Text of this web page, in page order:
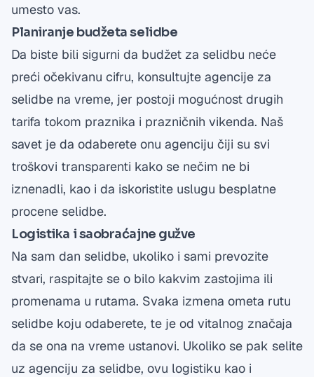
umesto vas.
Planiranje budžeta selidbe
Da biste bili sigurni da budžet za selidbu neće
preći očekivanu cifru, konsultujte agencije za
selidbe na vreme, jer postoji mogućnost drugih
tarifa tokom praznika i prazničnih vikenda. Naš
savet je da odaberete onu agenciju čiji su svi
troškovi transparenti kako se nečim ne bi
iznenadli, kao i da iskoristite uslugu besplatne
procene selidbe.
Logistika i saobraćajne gužve
Na sam dan selidbe, ukoliko i sami prevozite
stvari, raspitajte se o bilo kakvim zastojima ili
promenama u rutama. Svaka izmena ometa rutu
selidbe koju odaberete, te je od vitalnog značaja
da se ona na vreme ustanovi. Ukoliko se pak selite
uz agenciju za selidbe, ovu logistiku kao i